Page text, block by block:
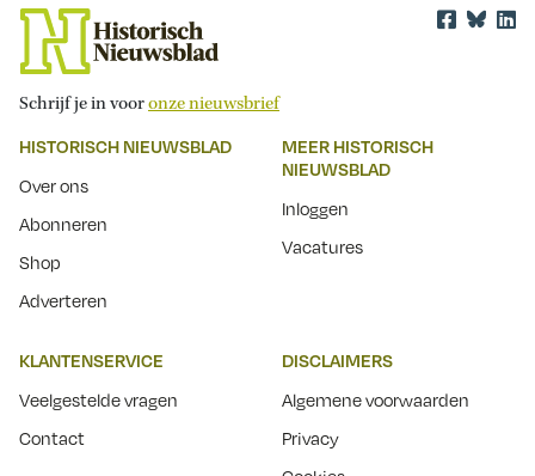
Schrijf je in vooronze nieuwsbrief
HISTORISCH NIEUWSBLAD
Over ons
Abonneren
Shop
Adverteren
MEER HISTORISCH
NIEUWSBLAD
Inloggen
Vacatures
KLANTENSERVICE
Veelgestelde vragen
Contact
DISCLAIMERS
Algemene voorwaarden
Privacy